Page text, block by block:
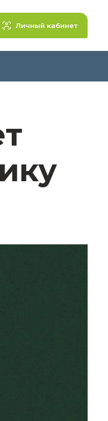
Личный кабинет